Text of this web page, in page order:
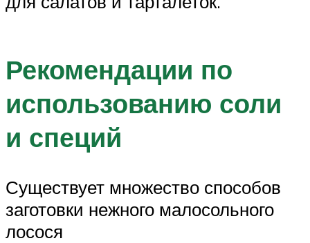
Рекомендации по
использованию соли
и специй
Существует множество способов
заготовки нежного малосольного
лосося